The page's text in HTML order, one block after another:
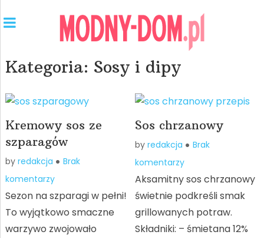
Kategoria: Sosy i dipy
Kremowy sos ze
szparagów
by redakcja
Brak
komentarzy
Sezon na szparagi w pełni!
To wyjątkowo smaczne
warzywo zwojowało
Sos chrzanowy
byredakcja
Brak
komentarzy
Aksamitny sos chrzanowy
świetnie podkreśli smak
grillowanych potraw.
Składniki: – śmietana 12%